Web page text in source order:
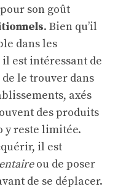
son goût
. Bien qu’il
dans les
est intéressant de
de le trouver dans
axés
des produits
y reste limitée.
il est
ou de poser
de se déplacer.